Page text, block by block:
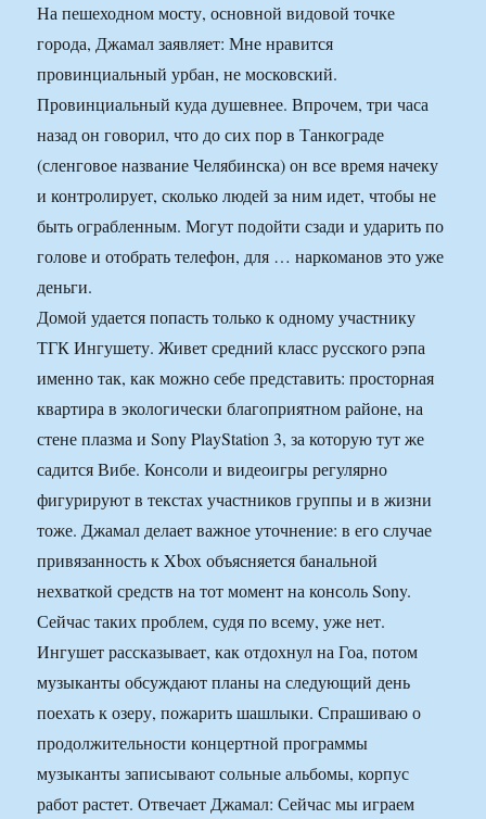
На пешеходном мосту, основной видовой точке
города, Джамал заявляет: Мне нравится
провинциальный урбан, не московский.
Провинциальный куда душевнее. Впрочем, три часа
назад он говорил, что до сих пор в Танкограде
(сленговое название Челябинска) он все время начеку
и контролирует, сколько людей за ним идет, чтобы не
быть ограбленным. Могут подойти сзади и ударить по
голове и отобрать телефон, для … наркоманов это уже
деньги.
Домой удается попасть только к одному участнику
ТГК Ингушету. Живет средний класс русского рэпа
именно так, как можно себе представить: просторная
квартира в экологически благоприятном районе, на
стене плазма и Sony PlayStation 3, за которую тут же
садится Вибе. Консоли и видеоигры регулярно
фигурируют в текстах участников группы и в жизни
тоже. Джамал делает важное уточнение: в его случае
привязанность к Xbox объясняется банальной
нехваткой средств на тот момент на консоль Sony.
Сейчас таких проблем, судя по всему, уже нет.
Ингушет рассказывает, как отдохнул на Гоа, потом
музыканты обсуждают планы на следующий день
поехать к озеру, пожарить шашлыки. Спрашиваю о
продолжительности концертной программы
музыканты записывают сольные альбомы, корпус
работ растет. Отвечает Джамал: Сейчас мы играем